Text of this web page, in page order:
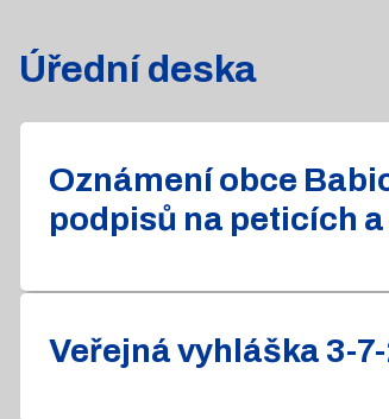
Úřední deska
Oznámení obce
podpisů na peticích
Veřejná vyhláška 3-